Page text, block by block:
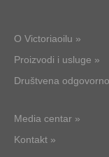
O Victoriaoilu »
Proizvodi i usluge »
Društvena
Media centar »
Kontakt »